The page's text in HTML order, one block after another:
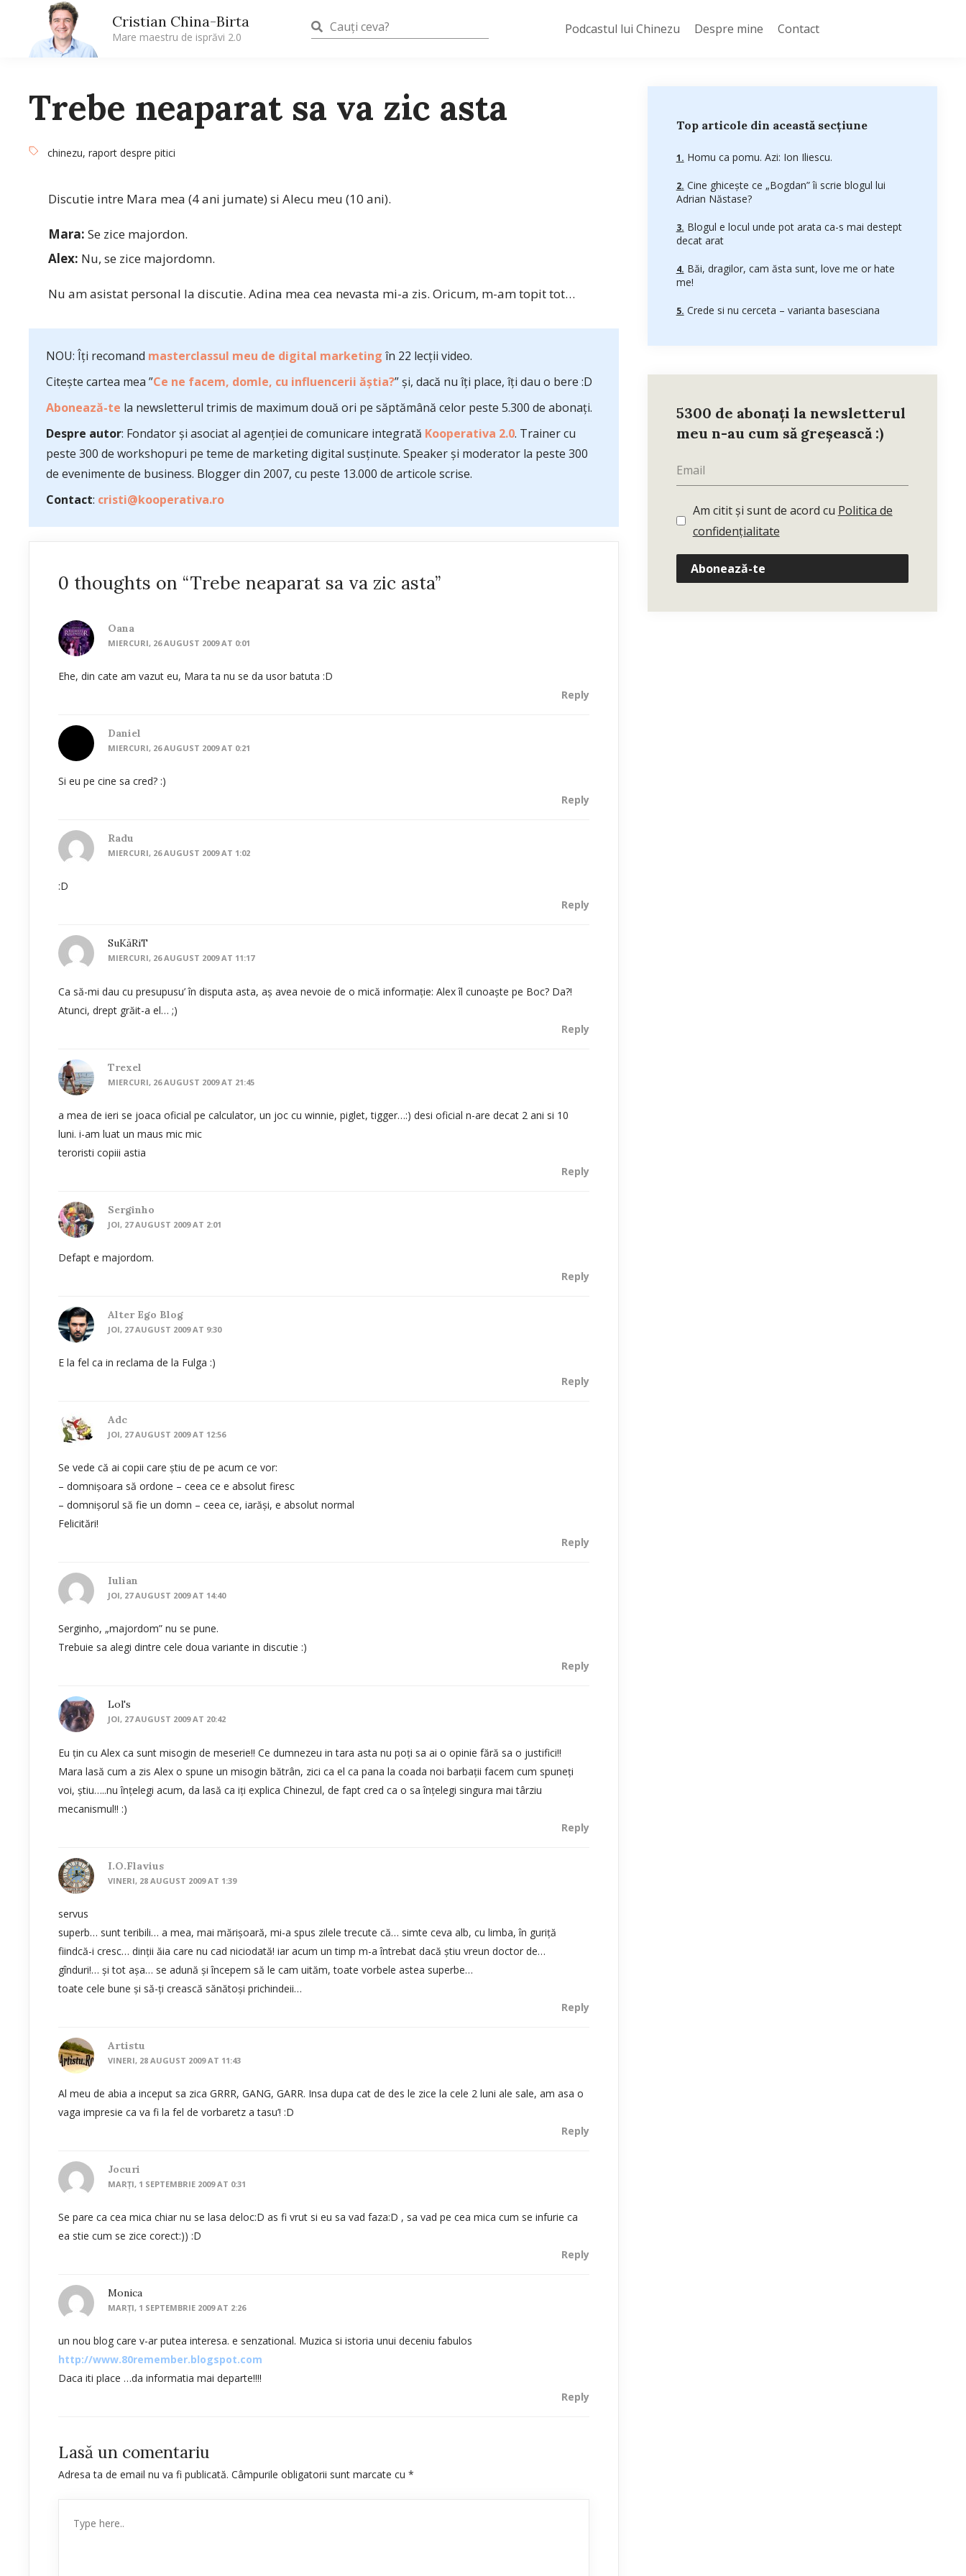
Cristian China-Birta
Mare maestru de isprăvi 2.0
Podcastul lui Chinezu Despre mine Contact
Trebe neaparat sa va zic asta
chinezu, raport despre pitici
Discutie intre Mara mea (4 ani jumate) si Alecu meu (10 ani).
Mara: Se zice majordon.
Alex: Nu, se zice majordomn.
Nu am asistat personal la discutie. Adina mea cea nevasta mi-a zis. Oricum, m-am topit tot…
NOU: Îți recomand masterclassul meu de digital marketing în 22 lecții video.
Citește cartea mea ”Ce ne facem, domle, cu influencerii ăștia?” și, dacă nu îți place, îți dau o bere :D
Abonează-te la newsletterul trimis de maximum două ori pe săptămână celor peste 5.300 de abonați.
Despre autor: Fondator și asociat al agenției de comunicare integrată Kooperativa 2.0. Trainer cu
peste 300 de workshopuri pe teme de marketing digital susținute. Speaker și moderator la peste 300
de evenimente de business. Blogger din 2007, cu peste 13.000 de articole scrise.
Contact: cristi@kooperativa.ro
0 thoughts on “Trebe neaparat sa va zic asta”
Oana
MIERCURI, 26 AUGUST 2009 AT 0:01
Ehe, din cate am vazut eu, Mara ta nu se da usor batuta :D
Reply
Daniel
MIERCURI, 26 AUGUST 2009 AT 0:21
Si eu pe cine sa cred? :)
Reply
Radu
MIERCURI, 26 AUGUST 2009 AT 1:02
:D
Reply
SuKăRiT
MIERCURI, 26 AUGUST 2009 AT 11:17
Ca să-mi dau cu presupusu’ în disputa asta, aş avea nevoie de o mică informaţie: Alex îl cunoaşte pe Boc? Da?!
Atunci, drept grăit-a el… ;)
Reply
Trexel
MIERCURI, 26 AUGUST 2009 AT 21:45
a mea de ieri se joaca oficial pe calculator, un joc cu winnie, piglet, tigger…:) desi oficial n-are decat 2 ani si 10
luni. i-am luat un maus mic mic
teroristi copiii astia
Reply
Serginho
JOI, 27 AUGUST 2009 AT 2:01
Defapt e majordom.
Reply
Alter Ego Blog
JOI, 27 AUGUST 2009 AT 9:30
E la fel ca in reclama de la Fulga :)
Reply
Adc
JOI, 27 AUGUST 2009 AT 12:56
Se vede că ai copii care ştiu de pe acum ce vor:
– domnişoara să ordone – ceea ce e absolut firesc
– domnişorul să fie un domn – ceea ce, iarăşi, e absolut normal
Felicitări!
Reply
Iulian
JOI, 27 AUGUST 2009 AT 14:40
Serginho, „majordom” nu se pune.
Trebuie sa alegi dintre cele doua variante in discutie :)
Reply
Lol's
JOI, 27 AUGUST 2009 AT 20:42
Eu ţin cu Alex ca sunt misogin de meserie!! Ce dumnezeu in tara asta nu poţi sa ai o opinie fără sa o justifici!!
Mara lasă cum a zis Alex o spune un misogin bătrân, zici ca el ca pana la coada noi barbaţii facem cum spuneţi
voi, ştiu…..nu înţelegi acum, da lasă ca iţi explica Chinezul, de fapt cred ca o sa înţelegi singura mai târziu
mecanismul!! :)
Reply
I.o.flavius
VINERI, 28 AUGUST 2009 AT 1:39
servus
superb… sunt teribili… a mea, mai mărişoară, mi-a spus zilele trecute că… simte ceva alb, cu limba, în guriţă
fiindcă-i cresc… dinţii ăia care nu cad niciodată! iar acum un timp m-a întrebat dacă ştiu vreun doctor de…
gînduri!… şi tot aşa… se adună şi începem să le cam uităm, toate vorbele astea superbe…
toate cele bune şi să-ţi crească sănătoşi prichindeii…
Reply
Artistu
VINERI, 28 AUGUST 2009 AT 11:43
Al meu de abia a inceput sa zica GRRR, GANG, GARR. Insa dupa cat de des le zice la cele 2 luni ale sale, am asa o
vaga impresie ca va fi la fel de vorbaretz a tasu’! :D
Reply
Jocuri
MARȚI, 1 SEPTEMBRIE 2009 AT 0:31
Se pare ca cea mica chiar nu se lasa deloc:D as fi vrut si eu sa vad faza:D , sa vad pe cea mica cum se infurie ca
ea stie cum se zice corect:)) :D
Reply
Monica
MARȚI, 1 SEPTEMBRIE 2009 AT 2:26
un nou blog care v-ar putea interesa. e senzational. Muzica si istoria unui deceniu fabulos
http://www.80remember.blogspot.com
Daca iti place …da informatia mai departe!!!!
Reply
Lasă un comentariu
Adresa ta de email nu va fi publicată. Câmpurile obligatorii sunt marcate cu *
Top articole din această secțiune
Homu ca pomu. Azi: Ion Iliescu.
Cine ghiceşte ce „Bogdan” îi scrie blogul lui
Adrian Năstase?
Blogul e locul unde pot arata ca-s mai destept
decat arat
Băi, dragilor, cam ăsta sunt, love me or hate
me!
Crede si nu cerceta – varianta basesciana
5300 de abonați la newsletterul
meu n-au cum să greșească :)
Am citit și sunt de acord cu Politica de
confidențialitate
Abonează-te